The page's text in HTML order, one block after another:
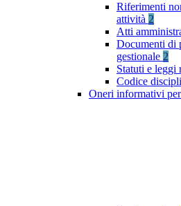
Riferimenti
attività 2
Atti
Documenti di
gestionale 2
Statuti e leggi
Codice
Oneri informativi